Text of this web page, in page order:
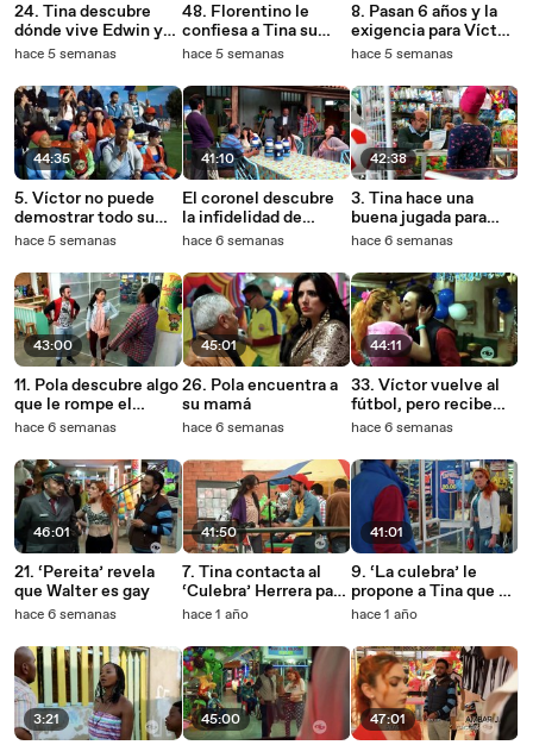
24. Tina descubre
dónde vive Edwin y
se encuentra con una
hace 5 semanas
44:35
5. Víctor no puede
demostrar todo su
talento
hace 5 semanas
43:00
11. Pola descubre algo
que le rompe el
corazón
hace 6 semanas
46:01
21. ‘Pereita’ revela
que Walter es gay
hace 6 semanas
3:21
48. Florentino le
confiesa a Tina su
infidelidad
hace 5 semanas
41:10
El coronel descubre
la infidelidad de
Leonor
hace 6 semanas
45:01
26. Pola encuentra a
su mamá
hace 6 semanas
41:50
7. Tina contacta al
‘Culebra’ Herrera para
que sea el técnico del
hace 1 año
45:00
8. Pasan 6 años y la
exigencia para Víctor
en el fútbol se hace
hace 5 semanas
42:38
3. Tina hace una
buena jugada para
ganarse la confianza
hace 6 semanas
44:11
33. Víctor vuelve al
fútbol, pero recibe
una terrible noticia
hace 6 semanas
41:01
9. ‘La culebra’ le
propone a Tina que se
vayan a vivir a Santa
hace 1 año
47:01